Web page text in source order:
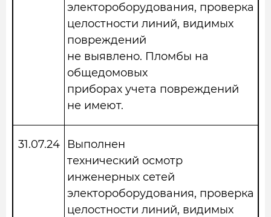
электороборудования, проверка
целостности линий, видимых
повреждений
не выявлено. Пломбы на
общедомовых
приборах учета повреждений
не имеют.
31.07.24
Выполнен
технический осмотр
инженерных сетей
электороборудования, проверка
целостности линий, видимых